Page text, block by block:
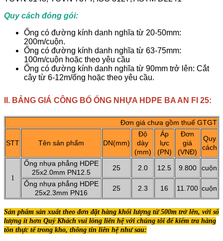
Quy cách đóng gói:
Ống có đường kính danh nghĩa từ 20-50mm:
200m/cuộn.
Ống có đường kính danh nghĩa từ 63-75mm:
100m/cuộn hoặc theo yêu cầu
Ống có đường kính danh nghĩa từ 90mm trở lên: Cắt
cây từ 6-12m/ống hoặc theo yêu cầu.
II. BẢNG GIÁ CÔNG BỐ ỐNG NHỰA HDPE BA AN FI 25:
Đơn giá chưa gồm thuế GTGT
STT Tên sản phẩm DN(mm)
Độ
dày
(mm)
Áp
lực
(PN)
Đơn
giá
(VNĐ)
Quy
cách
1
Ống nhựa phẳng HDPE
25x2.0mm PN12.5
25 2.0 12.5 9.800
cuộn
Ống nhựa phẳng HDPE
25x2.3mm PN16
25 2.3 16 11.700 cuộn
Sản phẩm sản xuất theo đơn đặt hàng khối lượng từ 500m trở lên, với số
lượng ít hơn Quý Khách vui lòng liên hệ với chúng tôi để kiểm tra hàng
tồn thực tế trong kho, thông tin liên hệ như sau: